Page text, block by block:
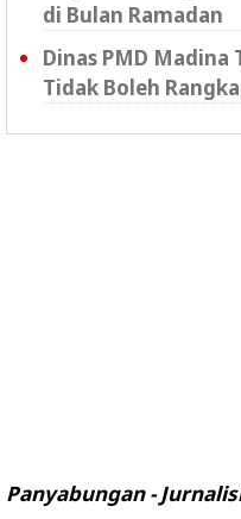
di Bulan Ramadan
Dinas PMD Madina
Tidak Boleh
Panyabungan -